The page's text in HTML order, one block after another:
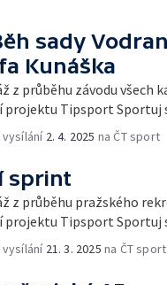
sady
Kunáška
z průběhu závodu všech
projektu Tipsport Sportuj
2. 4. 2025 na ČT sport
sprint
z průběhu pražského
projektu Tipsport Sportuj
21. 3. 2025 na ČT sport